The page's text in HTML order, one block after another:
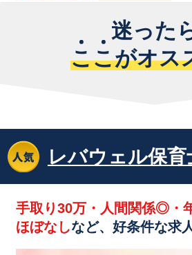
迷った
ここがオス
レバウェル保育
手取り30万・人間関係◎・
ほぼなしなど、好条件な求